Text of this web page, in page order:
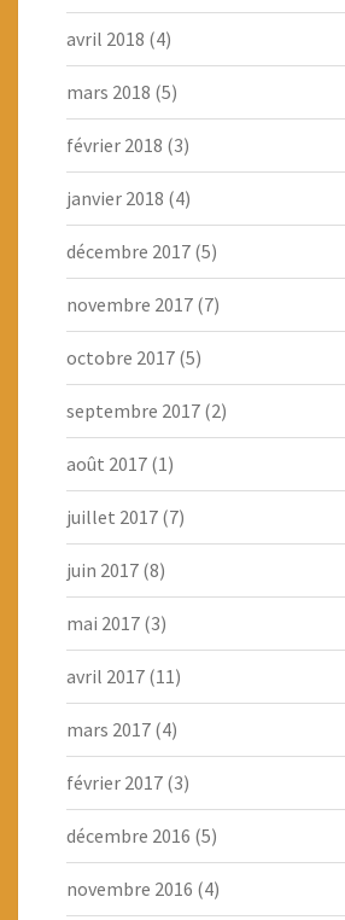
avril 2018 (4)
mars 2018 (5)
février 2018 (3)
janvier 2018 (4)
décembre 2017 (5)
novembre 2017 (7)
octobre 2017 (5)
septembre 2017 (2)
août 2017 (1)
juillet 2017 (7)
juin 2017 (8)
mai 2017 (3)
avril 2017 (11)
mars 2017 (4)
février 2017 (3)
décembre 2016 (5)
novembre 2016 (4)